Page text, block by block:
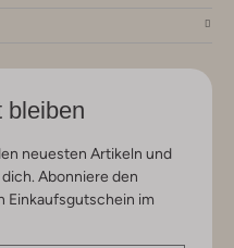
bleiben
neuesten Artikeln und
Abonniere den
Einkaufsgutschein im